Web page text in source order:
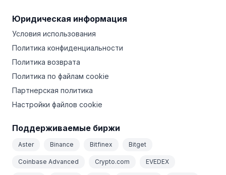
Юридическая информация
Условия использования
Политика конфиденциальности
Политика возврата
Политика по файлам cookie
Партнерская политика
Настройки файлов cookie
Поддерживаемые биржи
Aster Binance Bitfinex Bitget
Coinbase Advanced Crypto.com EVEDEX